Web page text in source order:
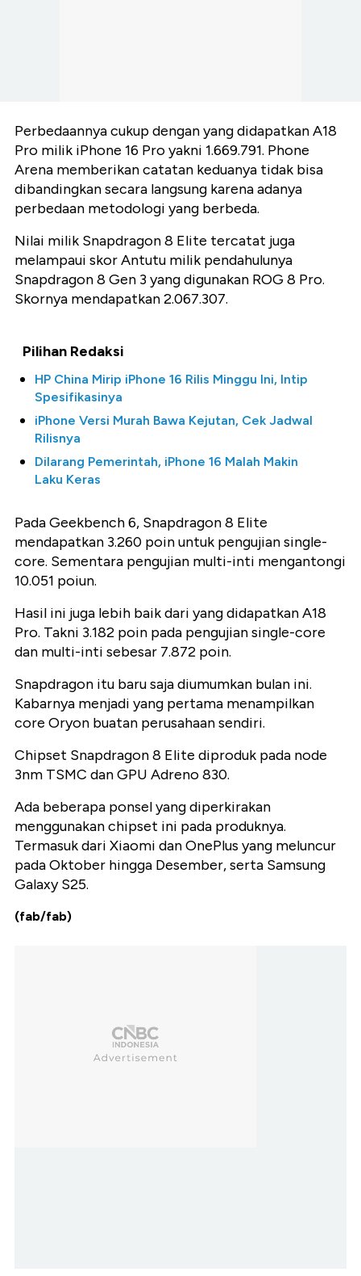
Perbedaannya cukup dengan yang didapatkan A18
Pro milik iPhone 16 Pro yakni 1.669.791. Phone
Arena memberikan catatan keduanya tidak bisa
dibandingkan secara langsung karena adanya
perbedaan metodologi yang berbeda.
Nilai milik Snapdragon 8 Elite tercatat juga
melampaui skor Antutu milik pendahulunya
Snapdragon 8 Gen 3 yang digunakan ROG 8 Pro.
Skornya mendapatkan 2.067.307.
Pilihan Redaksi
HP China Mirip iPhone 16 Rilis Minggu Ini, Intip
Spesifikasinya
iPhone Versi Murah Bawa Kejutan, Cek Jadwal
Rilisnya
Dilarang Pemerintah, iPhone 16 Malah Makin
Laku Keras
Pada Geekbench 6, Snapdragon 8 Elite
mendapatkan 3.260 poin untuk pengujian single-
core. Sementara pengujian multi-inti mengantongi
10.051 poiun.
Hasil ini juga lebih baik dari yang didapatkan A18
Pro. Takni 3.182 poin pada pengujian single-core
dan multi-inti sebesar 7.872 poin.
Snapdragon itu baru saja diumumkan bulan ini.
Kabarnya menjadi yang pertama menampilkan
core Oryon buatan perusahaan sendiri.
Chipset Snapdragon 8 Elite diproduk pada node
3nm TSMC dan GPU Adreno 830.
Ada beberapa ponsel yang diperkirakan
menggunakan chipset ini pada produknya.
Termasuk dari Xiaomi dan OnePlus yang meluncur
pada Oktober hingga Desember, serta Samsung
Galaxy S25.
(fab/fab)